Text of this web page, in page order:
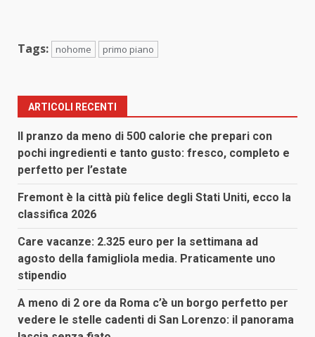
Tags: nohome primo piano
ARTICOLI RECENTI
Il pranzo da meno di 500 calorie che prepari con
pochi ingredienti e tanto gusto: fresco, completo e
perfetto per l’estate
Fremont è la città più felice degli Stati Uniti, ecco la
classifica 2026
Care vacanze: 2.325 euro per la settimana ad
agosto della famigliola media. Praticamente uno
stipendio
A meno di 2 ore da Roma c’è un borgo perfetto per
vedere le stelle cadenti di San Lorenzo: il panorama